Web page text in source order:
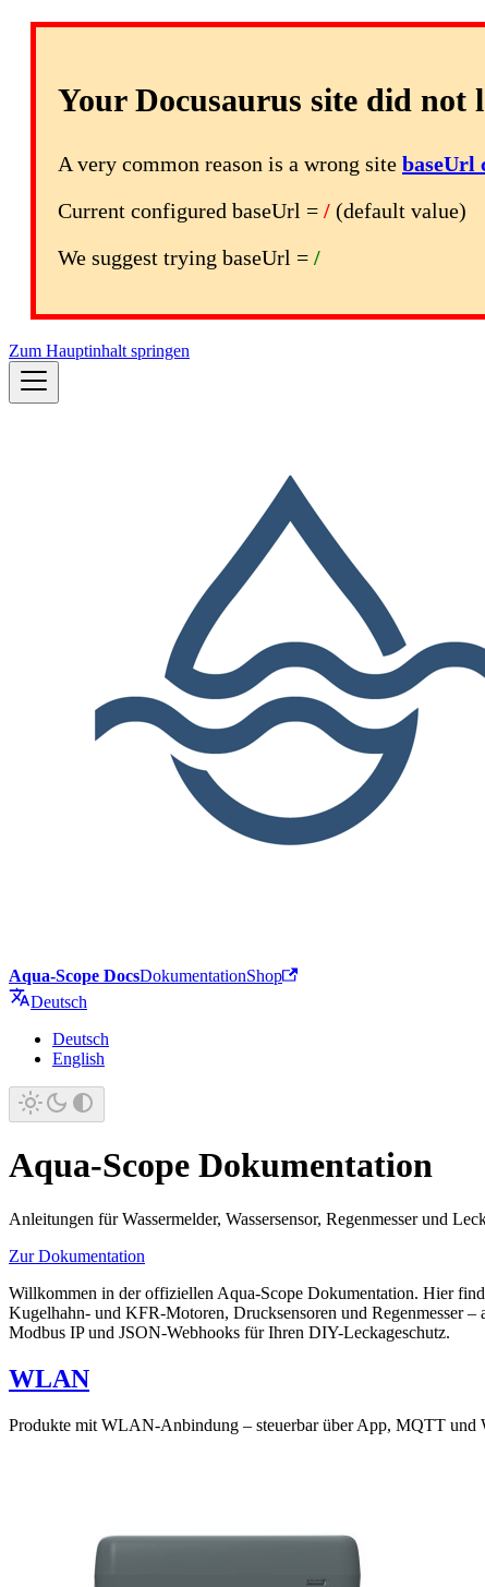
Your Docusaurus site did not
A very common reason is a wrong site baseUrl
Current configured baseUrl = / (default value)
We suggest trying baseUrl = /
Zum Hauptinhalt springen
Aqua-Scope DocsDokumentationShop
Deutsch
Deutsch
English
Aqua-Scope Dokumentation
Anleitungen für Wassermelder, Wassersensor, Regenmesser und
Zur Dokumentation
Willkommen in der offiziellen Aqua-Scope Dokumentation. Hier
Kugelhahn- und KFR-Motoren, Drucksensoren und Regenmesser
Modbus IP und JSON-Webhooks für Ihren DIY-Leckageschutz.
WLAN
Produkte mit WLAN-Anbindung – steuerbar über App, MQTT und